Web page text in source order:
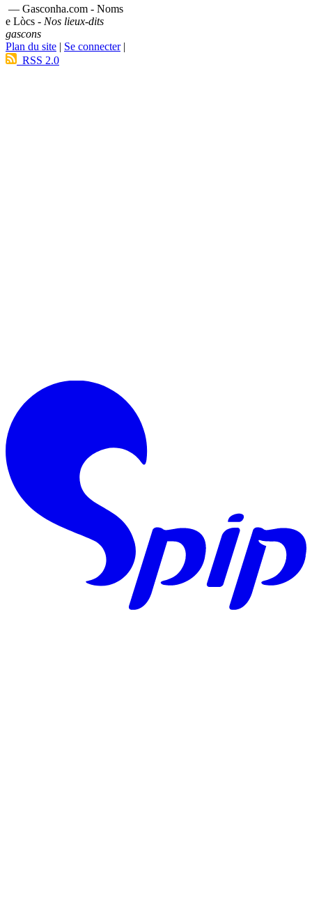
— Gasconha.com - Noms
e Lòcs - Nos lieux-dits
gascons
Plan du site | Se connecter|
RSS 2.0